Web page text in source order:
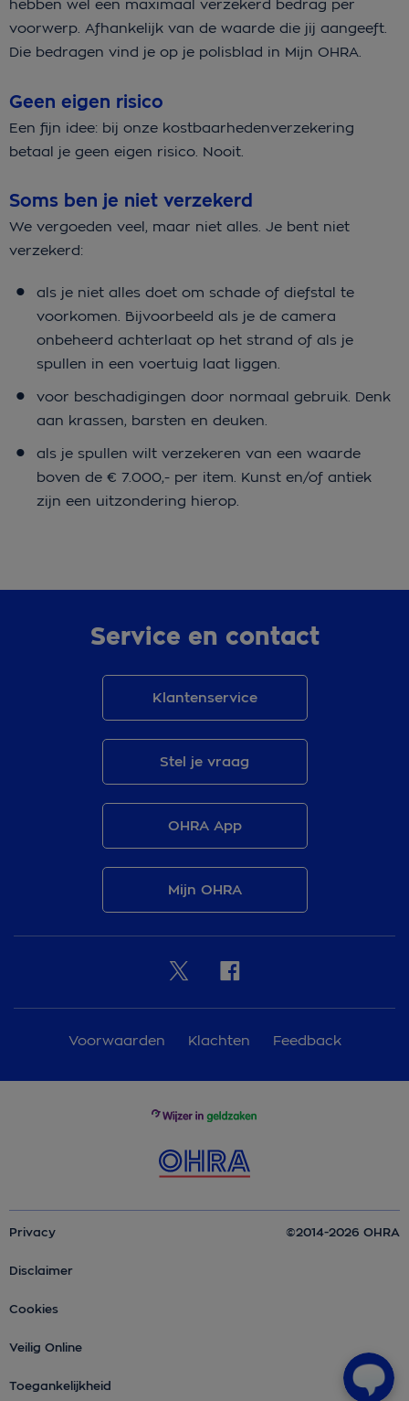
hebben wel een maximaal verzekerd bedrag per
voorwerp. Afhankelijk van de waarde die jij aangeeft.
Die bedragen vind je op je polisblad in Mijn OHRA.
Geen eigen risico
Een fijn idee: bij onze kostbaarhedenverzekering
betaal je geen eigen risico. Nooit.
Soms ben je niet verzekerd
We vergoeden veel, maar niet alles. Je bent niet
verzekerd:
als je niet alles doet om schade of diefstal te
voorkomen. Bijvoorbeeld als je de camera
onbeheerd achterlaat op het strand of als je
spullen in een voertuig laat liggen.
voor beschadigingen door normaal gebruik. Denk
aan krassen, barsten en deuken.
als je spullen wilt verzekeren van een waarde
boven de € 7.000,- per item. Kunst en/of antiek
zijn een uitzondering hierop.
Service en contact
Klantenservice
Stel je vraag
OHRA App
Mijn OHRA
Voorwaarden Klachten Feedback
Privacy
Disclaimer
Cookies
Veilig Online
Toegankelijkheid
©2014-2026 OHRA